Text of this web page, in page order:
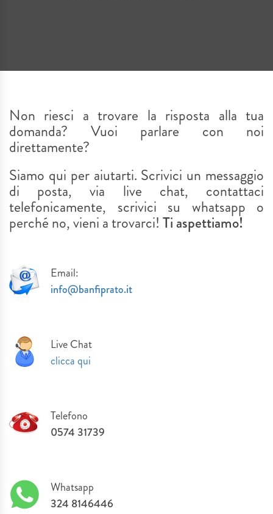
PENNE PARKER
PERSONALIZZABILI
MODELLISMO &
COLLEZIONISMO
STUDIO GRAFICO & CREATIVITÀ
IDEE REGALO
SERVIZIO TAGLIO LASER
I NOSTRI LAVORI
Interior Design Locali & Attività
Penne
Famiglia
Pensionamento
Amicizia
Non riesci a trovare la risposta alla tua
domanda? Vuoi parlare con noi
direttamente?
Siamo qui per aiutarti. Scrivici un messaggio
di posta, via live chat, contattaci
telefonicamente, scrivici su whatsapp o
perché no, vieni a trovarci! Ti aspettiamo!
Email:
info@banfiprato.it
Live Chat
clicca qui
Telefono
0574 31739
Whatsapp
324 8146446